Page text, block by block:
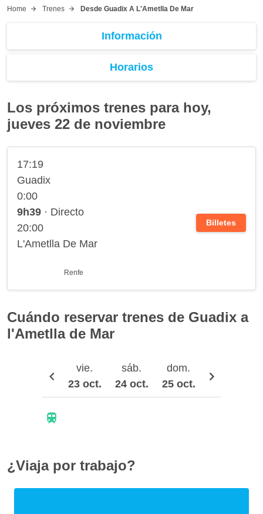
Home Trenes Desde Guadix A L'Ametlla De Mar
Información
Horarios
Los próximos trenes para hoy,
jueves 22 de noviembre
17:19
Guadix
0:00
9h39 · Directo
20:00
L'Ametlla De Mar
Renfe
Billetes
Cuándo reservar trenes de Guadix a
l'Ametlla de Mar
vie.
23 oct.
sáb.
24 oct.
dom.
25 oct.
26 oct.
¿Viaja por trabajo?